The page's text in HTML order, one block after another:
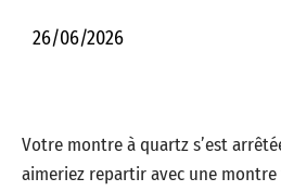
26/06/2026
Votre montre à quartz s’est
aimeriez repartir avec une